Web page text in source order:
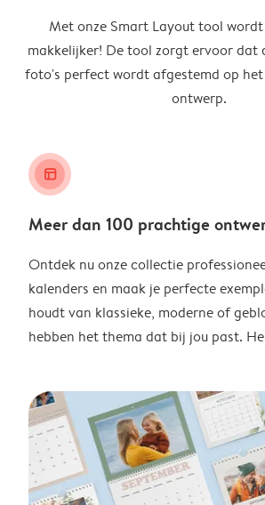
Met onze Smart Layout tool wordt
makkelijker! De tool zorgt ervoor dat
foto's perfect wordt afgestemd op het
ontwerp.
layout_alt
Meer dan 100 prachtige
Ontdek nu onze collectie
kalenders en maak je perfecte
houdt van klassieke, moderne of
hebben het thema dat bij jou past.